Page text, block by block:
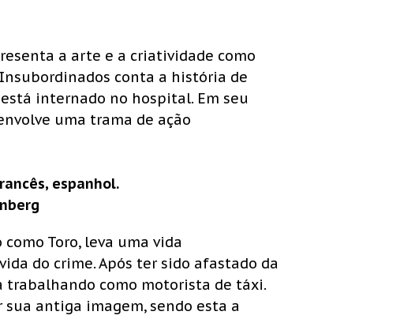
a arte e a criatividade como
conta a história de
internado no hospital. Em seu
uma trama de ação
espanhol.
Toro, leva uma vida
do crime. Após ter sido afastado da
trabalhando como motorista de táxi.
antiga imagem, sendo esta a